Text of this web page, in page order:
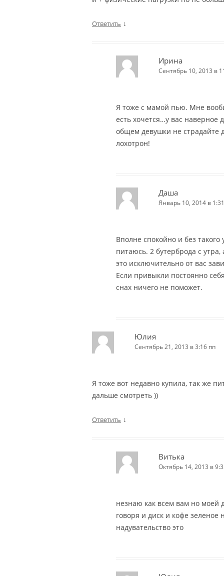
Ответить ↓
Ирина
Сентябрь 10, 2013 в
Я тоже с мамой пью. Мне
есть хочется…у вас наверное
общем девушки не страдайте
лохотрон!
Даша
Январь 10, 2014 в
Вполне спокойно и без
питаюсь. 2 бутерброда с
это исключительно от вас
Если привыкли постоянно
снах ничего не поможет.
Юлия
Сентябрь 21, 2013 в 3:16 пп
Я тоже вот недавно купила, так же
дальше смотреть ))
Ответить ↓
Витька
Октябрь 14, 2013 в
незнаю как всем вам но моей
говоря и диск и кофе зеленое
надувательство это